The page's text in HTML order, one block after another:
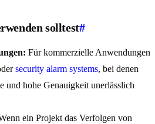
solltest#
Für kommerzielle Anwendungen
security alarm systems, bei denen
und hohe Genauigkeit unerlässlich
ein Projekt das Verfolgen von